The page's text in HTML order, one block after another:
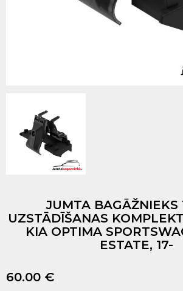
JUMTA BAGĀŽNIEKS
UZSTĀDĪŠANAS
KIA OPTIMA
ESTATE, 17-
60.00 €